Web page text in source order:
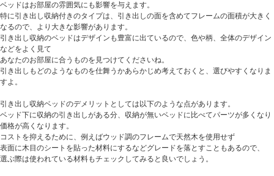
ベッドはお部屋の雰囲気にも影響を与えます。
特に引き出し収納付きのタイプは、引き出しの面を含めてフレームの面積が大きく
なるので、より大きな影響があります。
引き出し収納のベッドはデザインも豊富に出ているので、色や柄、全体のデザイン
などをよく見て
あなたのお部屋に合うものを見つけてくださいね。
引き出しもどのようなものを仕舞うかあらかじめ考えておくと、選びやすくなりま
すよ。
引き出し収納ベッドのデメリットとしては以下のような点があります。
ベッド下に収納の引き出しがある分、収納が無いベッドに比べてパーツが多くなり
価格が高くなります。
コストを抑えるために、例えばウッド調のフレームで天然木を使用せず
表面に木目のシートを貼った材料にするなどグレードを落とすこともあるので、
選ぶ際は使われている材料もチェックしてみると良いでしょう。